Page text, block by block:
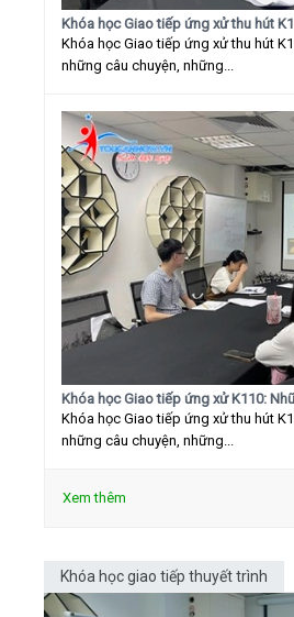
Khóa học Giao tiếp ứng xử thu hút
Khóa học Giao tiếp ứng xử thu hút
những câu chuyện, những...
Khóa học Giao tiếp ứng xử K110:
Khóa học Giao tiếp ứng xử thu hút
những câu chuyện, những...
Xem thêm
Khóa học giao tiếp thuyết trình